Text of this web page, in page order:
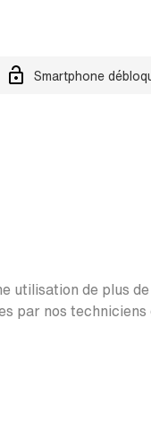
Smartphone
utilisation de plus
par nos techniciens